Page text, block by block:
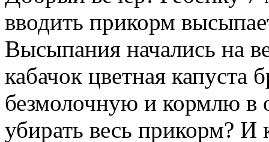
вводить прикорм
Высыпания начались на
кабачок цветная капуста
безмолочную и кормлю в
убирать весь прикорм? И